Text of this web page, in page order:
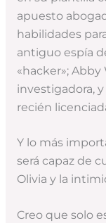
apuesto
habilidades
antiguo espía
«hacker»;
investigadora,
recién
Y lo más
será capaz de
Olivia y la
Creo que solo